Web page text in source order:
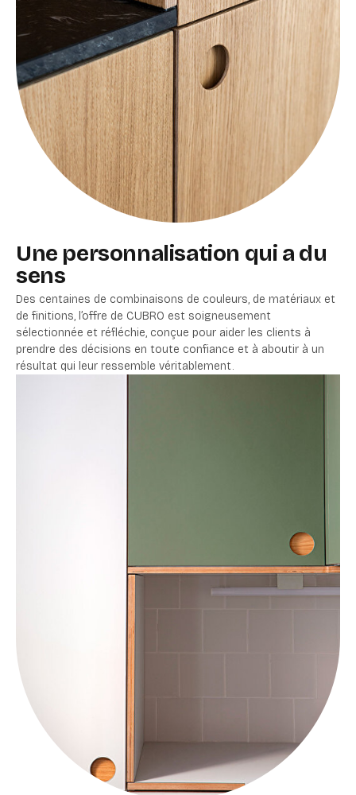
Une personnalisation qui a du
sens
Des centaines de combinaisons de couleurs, de matériaux et
de finitions, l’offre de CUBRO est soigneusement
sélectionnée et réfléchie, conçue pour aider les clients à
prendre des décisions en toute confiance et à aboutir à un
résultat qui leur ressemble véritablement.